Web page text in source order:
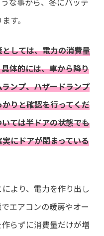
す。
としては、電力の消費量
体的には、車から降り
ンプ、ハザードランプ
りと確認を行ってくだ
ては半ドアの状態でも
にドアが閉まっている
より、電力を作り出し
エアコンの暖房やオー
らずに消費量だけが増